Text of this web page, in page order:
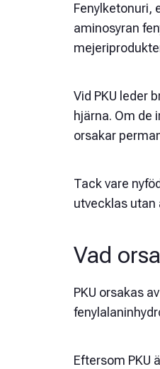
Fenylketonuri,
aminosyran
Vid PKU leder
hjärna. Om de
orsakar
Tack vare
utvecklas utan
Vad
PKU orsakas
Eftersom PKU